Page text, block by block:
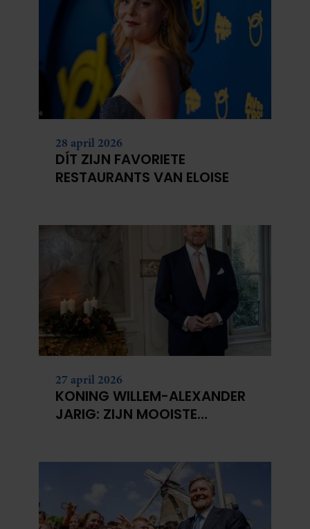
28 april 2026
DÍT ZIJN FAVORIETE
RESTAURANTS VAN ELOISE
27 april 2026
KONING WILLEM-ALEXANDER
JARIG: ZIJN MOOISTE